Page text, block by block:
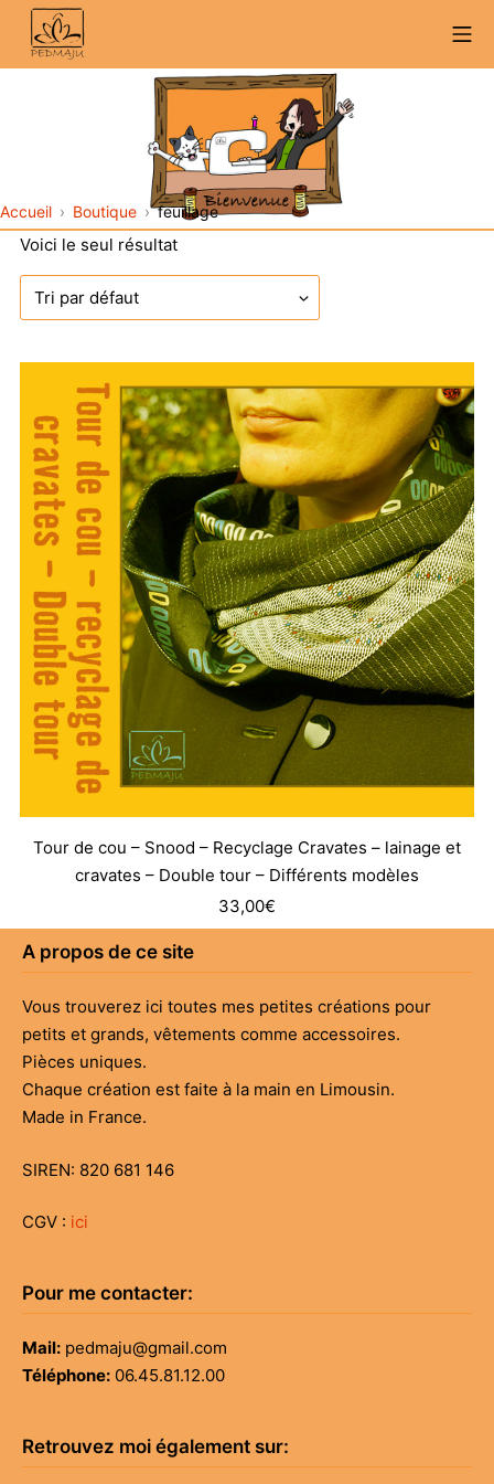
Aller
contenu
Accueil Boutique feuillage
Voici le seul résultat
Tour de cou – Snood – Recyclage Cravates – lainage et
cravates – Double tour – Différents modèles
33,00€
A propos de ce site
Vous trouverez ici toutes mes petites créations pour
petits et grands, vêtements comme accessoires.
Pièces uniques.
Chaque création est faite à la main en Limousin.
Made in France.
SIREN: 820 681 146
CGV : ici
Pour me contacter:
Mail: pedmaju@gmail.com
Téléphone: 06.45.81.12.00
Retrouvez moi également sur: